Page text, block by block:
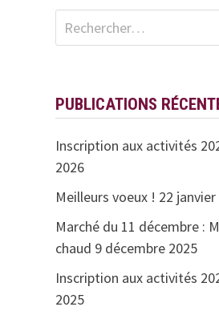
Rechercher :
PUBLICATIONS
Inscription aux activités
2026
Meilleurs voeux ! 22
Marché du 11 décembre :
chaud 9 décembre 2025
Inscription aux activités
2025